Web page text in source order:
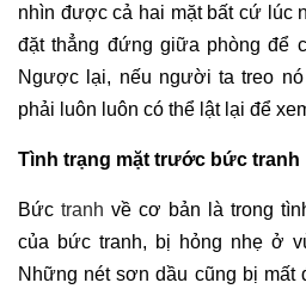
nhìn được cả hai mặt bất cứ lúc
đặt thẳng đứng giữa phòng để
Ngược lại, nếu người ta treo
phải luôn luôn có thể lật lại để
Tình trạng mặt trước bức tranh
Bức tranh về cơ bản là trong
của bức tranh, bị hỏng nhẹ ở
Những nét sơn dầu cũng bị mất